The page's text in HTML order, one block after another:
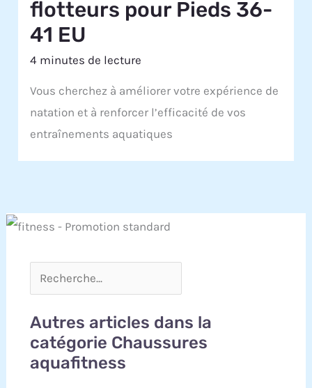
flotteurs pour Pieds 36-
41 EU
4 minutes de lecture
Vous cherchez à améliorer votre expérience de
natation et à renforcer l’efficacité de vos
entraînements aquatiques
Autres articles dans la
catégorie Chaussures
aquafitness